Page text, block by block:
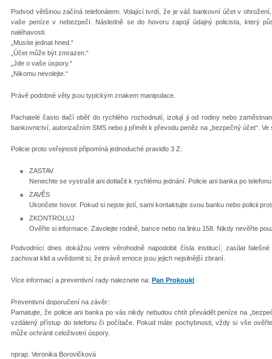
Podvod většinou začíná telefonátem. Volající tvrdí, že je váš bankovní účet v
vaše peníze v nebezpečí. Následně se do hovoru zapojí údajný policista, který
naléhavosti.
„Musíte jednat hned.“
„Účet může být zmrazen.“
„Jde o vaše úspory.“
„Nikomu nevolejte.“
Právě podobné věty jsou typickým znakem manipulace.
Pachatelé často tlačí oběť do rychlého rozhodnutí, izolují ji od rodiny nebo
bankovnictví, autorizačním SMS nebo ji přimět k převodu peněz na „bezpečný účet“.
Policie proto veřejnosti připomíná jednoduché pravidlo 3 Z:
ZASTAV
Nenechte se vystrašit ani dotlačit k rychlému jednání. Policie ani banka po
ZAVĚS
Ukončete hovor. Pokud si nejste jistí, sami kontaktujte svou banku nebo policii
ZKONTROLUJ
Ověřte si informace. Zavolejte rodině, bance nebo na linku 158. Nikdy nevěřte
Podvodníci dnes dokážou velmi věrohodně napodobit čísla institucí, zasílat
zachovat klid a uvědomit si, že právě emoce jsou jejich nejsilnější zbraní.
Více informací a preventivní rady naleznete na: Pan Prokoukl⁠
Preventivní doporučení na závěr:
Pamatujte, že policie ani banka po vás nikdy nebudou chtít převádět peníze na
vzdálený přístup do telefonu či počítače. Pokud máte pochybnosti, vždy si vše
může ochránit celoživotní úspory.
nprap. Veronika Borovičková